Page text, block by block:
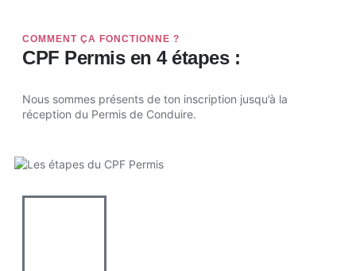
COMMENT ÇA FONCTIONNE ?
CPF Permis en 4 étapes :
Nous sommes présents de ton inscription jusqu’à la
réception du Permis de Conduire.